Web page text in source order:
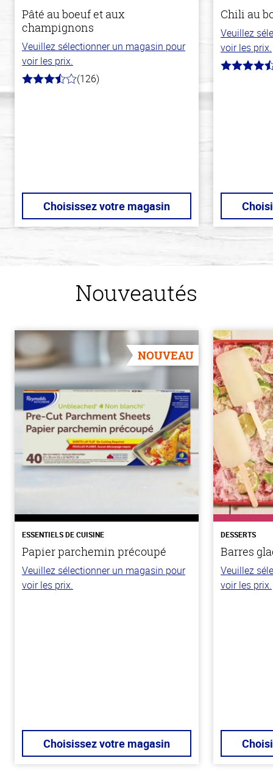
Pâté au boeuf et aux
champignons
Veuillez sélectionner un magasin pour
voir les prix.
3.1
(126)
Choisissez votre magasin
Chili au
Veuillez
voir les prix.
4.1
Nouveautés
NOUVEAU
ESSENTIELS DE CUISINE
Papier parchemin précoupé
Veuillez sélectionner un magasin pour
voir les prix.
Choisissez votre magasin
DESSERTS
Barres
Veuillez
voir les prix.